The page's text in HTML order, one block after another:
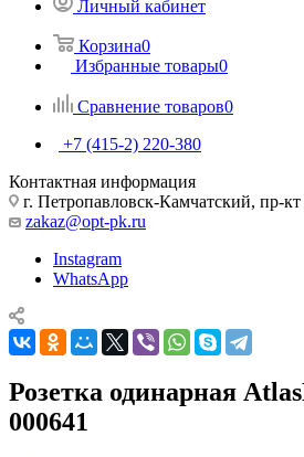
Личный кабинет
Корзина0
Избранные товары0
Сравнение товаров0
+7 (415-2) 220-380
Контактная информация
г. Петропавловск-Камчатский, пр-
zakaz@opt-pk.ru
Instagram
WhatsApp
Розетка одинарная
000641